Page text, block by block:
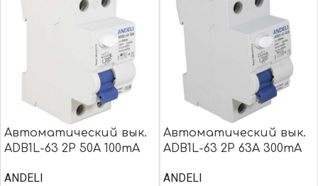
Автоматический вык.
ADB1L-63 2P 50A 100mA
ANDELI
Автоматический вык.
ADB1L-63 2P 63A 300mA
ANDELI